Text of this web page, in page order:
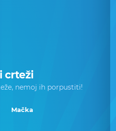
crteži
nemoj ih porpustiti!
Mačka